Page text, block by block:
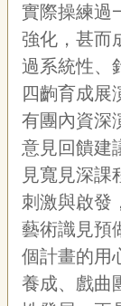
實際操練過
強化，甚而
過系統性、
四齣育成展
有團內資深
意見回饋建
見寬見深課
刺激與啟發
藝術識見預
個計畫的用
養成、戲曲